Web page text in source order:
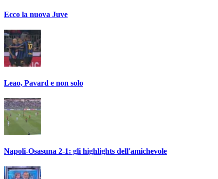
Ecco la nuova Juve
Leao, Pavard e non solo
Napoli-Osasuna 2-1: gli highlights dell'amichevole